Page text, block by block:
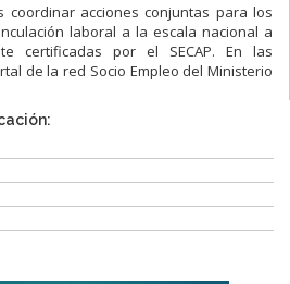
coordinar acciones conjuntas para los
laboral a la escala nacional a
certificadas por el SECAP. En las
de la red Socio Empleo del Ministerio